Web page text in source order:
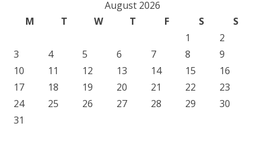
August 2026
M
T W T F S
S
1
2
3
4 5 6 7 8
9
10
11 12 13 14 15
16
17
18 19 20 21 22
23
24
25 26 27 28 29
30
31